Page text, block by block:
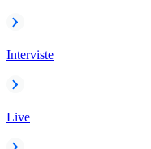
Interviste
Live